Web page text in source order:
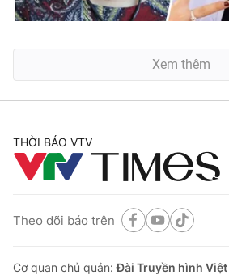
Xem thêm
THỜI BÁO VTV
Theo dõi báo trên
Cơ quan chủ quản:Đài Truyền hình Việt